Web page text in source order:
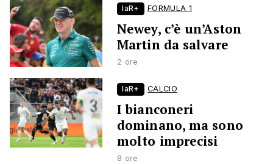
laR+ FORMULA 1
Newey, c’è un’Aston
Martin da salvare
2 ore
laR+ CALCIO
I bianconeri
dominano, ma sono
molto imprecisi
8 ore